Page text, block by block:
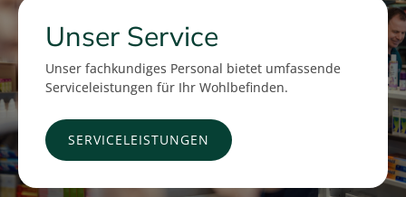
Unser Service
Unser fachkundiges Personal bietet umfassende
Serviceleistungen für Ihr Wohlbefinden.
SERVICELEISTUNGEN